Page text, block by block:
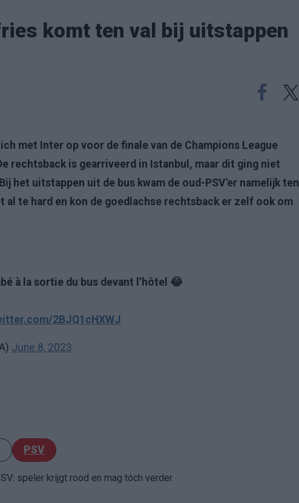
komt ten val bij uitstappen
met Inter op voor de finale van de Champions League
rechtsback is gearriveerd in Istanbul, maar dit ging niet
het uitstappen uit de bus kwam de oud-PSV'er namelijk ten
al te hard en kon de goedlachse rechtsback er zelf ook om
à la sortie du bus devant l’hôtel 😂
2BJQ1cHXWJ
June 8, 2023
PSV
speler krijgt rood en mag tóch verder